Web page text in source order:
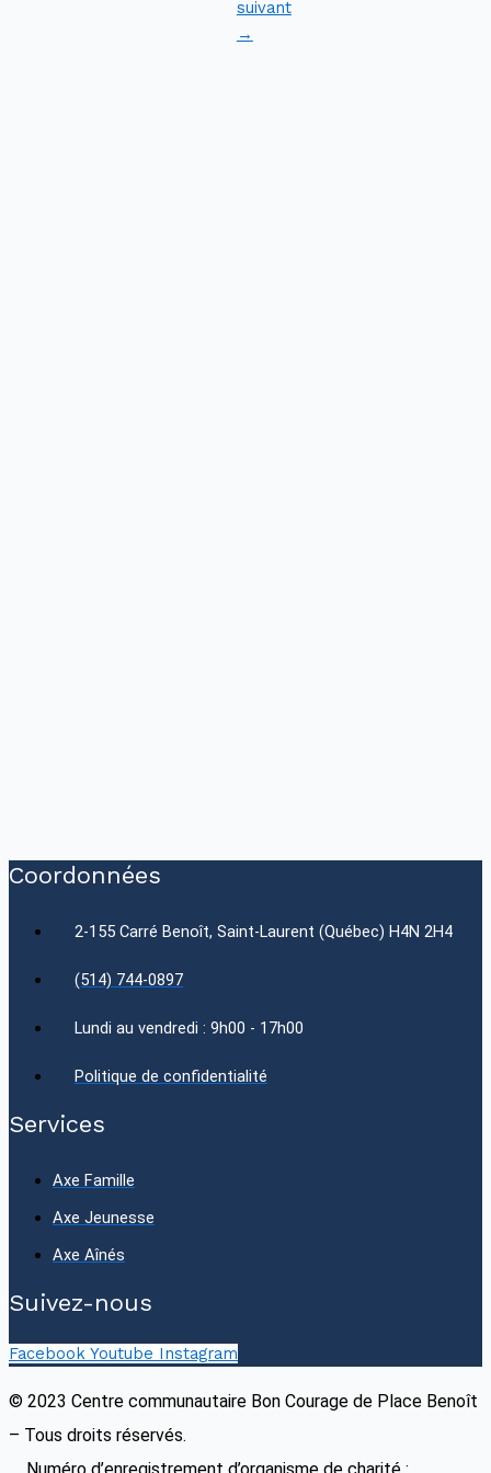
suivant
→
Coordonnées
2-155 Carré Benoît, Saint-Laurent (Québec) H4N 2H4
(514) 744-0897
Lundi au vendredi : 9h00 - 17h00
Politique de confidentialité
Services
Axe Famille
Axe Jeunesse
Axe Aînés
Suivez-nous
Facebook Youtube Instagram
© 2023 Centre communautaire Bon Courage de Place Benoît
– Tous droits réservés.